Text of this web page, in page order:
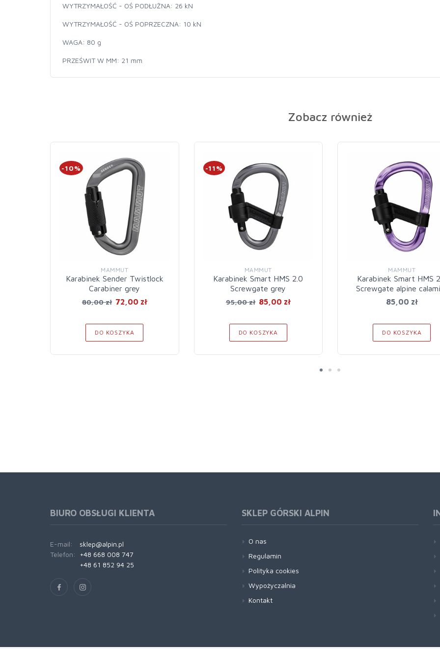
WYTRZYMAŁOŚĆ - OŚ PODŁUŻNA: 26 kN
WYTRZYMAŁOŚĆ - OŚ POPRZECZNA: 10 kN
WAGA: 80 g
PRZEŚWIT W MM: 21 mm
Zobacz również
-10%
MAMMUT
Karabinek Sender Twistlock
Carabiner grey
80,00 zł 72,00 zł
DO KOSZYKA
-11%
MAMMUT
Karabinek Smart HMS 2.0
Screwgate grey
95,00 zł 85,00 zł
DO KOSZYKA
MAMMUT
Karabinek Smart HMS
Screwgate alpine
85,00 zł
DO KOSZYKA
BIURO OBSŁUGI KLIENTA
E-mail:
sklep@alpin.pl
Telefon:
+48 668 008 747
+48 61 852 94 25
SKLEP GÓRSKI ALPIN
O nas
Regulamin
Polityka cookies
Wypożyczalnia
Kontakt